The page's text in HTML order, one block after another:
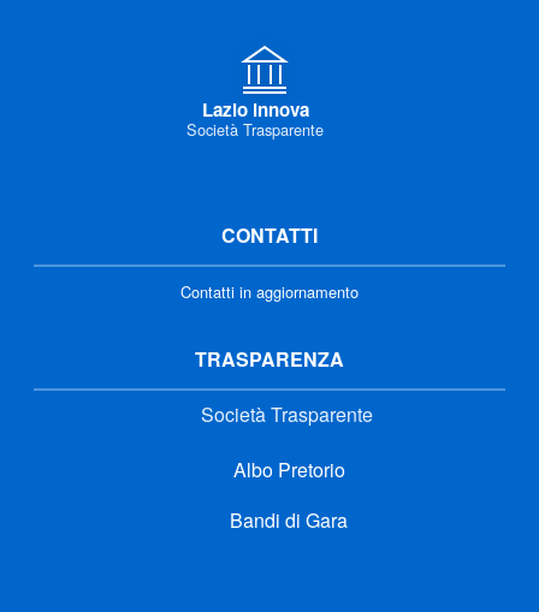
Lazio innova
Società Trasparente
CONTATTI
Contatti in aggiornamento
TRASPARENZA
Società Trasparente
Albo Pretorio
Bandi di Gara